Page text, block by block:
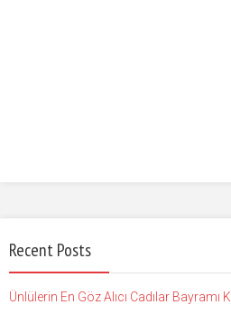
Recent Posts
Ünlülerin En Göz Alıcı Cadılar Bayramı